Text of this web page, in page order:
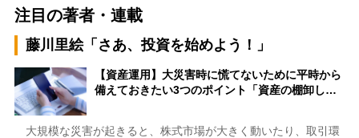
注目の著者・連載
藤川里絵「さあ、投資を始めよう！」
【資産運用】大災害時に慌てないために平時から
備えておきたい3つのポイント「資産の棚卸し…
大規模な災害が起きると、株式市場が大きく動いたり、取引環